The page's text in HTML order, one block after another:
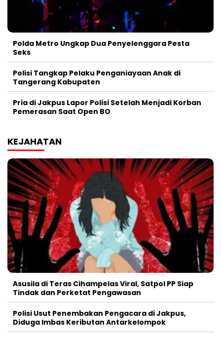
Polda Metro Ungkap Dua Penyelenggara Pesta
Seks
Polisi Tangkap Pelaku Penganiayaan Anak di
Tangerang Kabupaten
Pria di Jakpus Lapor Polisi Setelah Menjadi Korban
Pemerasan Saat Open BO
KEJAHATAN
Asusila di Teras Cihampelas Viral, Satpol PP Siap
Tindak dan Perketat Pengawasan
Polisi Usut Penembakan Pengacara di Jakpus,
Diduga Imbas Keributan Antarkelompok